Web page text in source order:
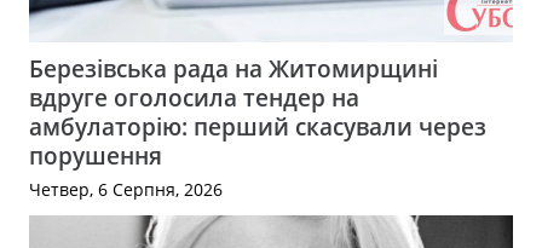
Березівська рада на Житомирщині
вдруге оголосила тендер на
амбулаторію: перший скасували через
порушення
Четвер, 6 Серпня, 2026